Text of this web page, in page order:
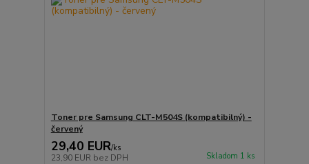
Toner pre Samsung CLT-M504S (kompatibilný) -
červený
29,40 EUR/ks
23,90 EUR bez DPH Skladom 1 ks